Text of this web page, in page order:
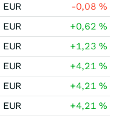
EUR -0,08%
EUR +0,62%
EUR +1,23%
EUR +4,21%
EUR +4,21%
EUR +4,21%